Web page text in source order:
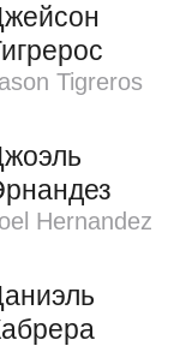
Tigreros
Hernandez